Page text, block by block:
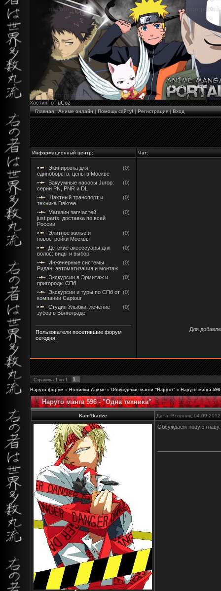
Хостинг отuCoz
Главная|Аниме онлайн|Помощь сайту!|Регистрация|Вход
Информационный центр: Чат:
Экипировка для
единоборств: цены в Москве
(0)
Вакуумные насосы Jurop:
серии PN, PNR и DL
(0)
Шахтный транспорт и
техника Dekree
(0)
Магазин запчастей
just.parts: доставка по всей
России
(0)
Элитное жилье и
новостройки Москвы
(0)
Детские аксессуары для
волос: виды и выбор
(0)
Инженерные системы
Ридан: автоматизация и монтаж
(0)
Экскурсии в Эрмитаж и
пригороды СПб
(0)
Экскурсии и туры по СПб от
компании Captour
(0)
Студия Улыбки: лечение
зубов в Волгограде
(0)
Пользователи посетившие форум
сегодня:
Для
Страница 1 из 1 1
Наруто форум » Новинки Аниме » Обсуждение манги "Наруто" » Наруто манга
Наруто манга 596 - "Одна техника"
Kam1kadze Дата: Вторник,
Обсуждаем новую